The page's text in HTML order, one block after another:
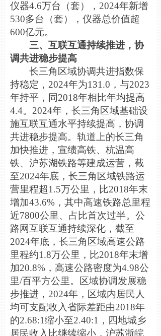
仪器4.6万台（套），2024年新增
530多台（套），仪器总价值超
600亿元。
三、互联互通持续推进，协
调共进稳步提高
长三角区域协调共进指数保
持稳定，2024年为131.0，与2023
年持平，同2018年相比年均提高
4.4。2024年，长三角区域基础设
施互联互通水平持续提高，协调
共进稳步提高。轨道上的长三角
加快推进，宣绩高铁、杭温高
铁、沪苏湖铁路等建成运营，截
至2024年底，长三角区域铁路运
营里程超1.5万公里，比2018年末
增加43.6%，其中高速铁路总里程
近7800公里、占比首次过半。公
路网互联互通持续深化，截至
2024年底，长三角区域高速公路
里程约1.8万公里，比2018年末增
加20.8%，高速公路密度为4.98公
里/百平方公里。区域协调发展稳
步推进，2024年，区域内居民人
均可支配收入省际差距由2018年
的2.68:1缩小至2.40:1，四地城乡
居民收入比继续缩小，沪苏浙皖